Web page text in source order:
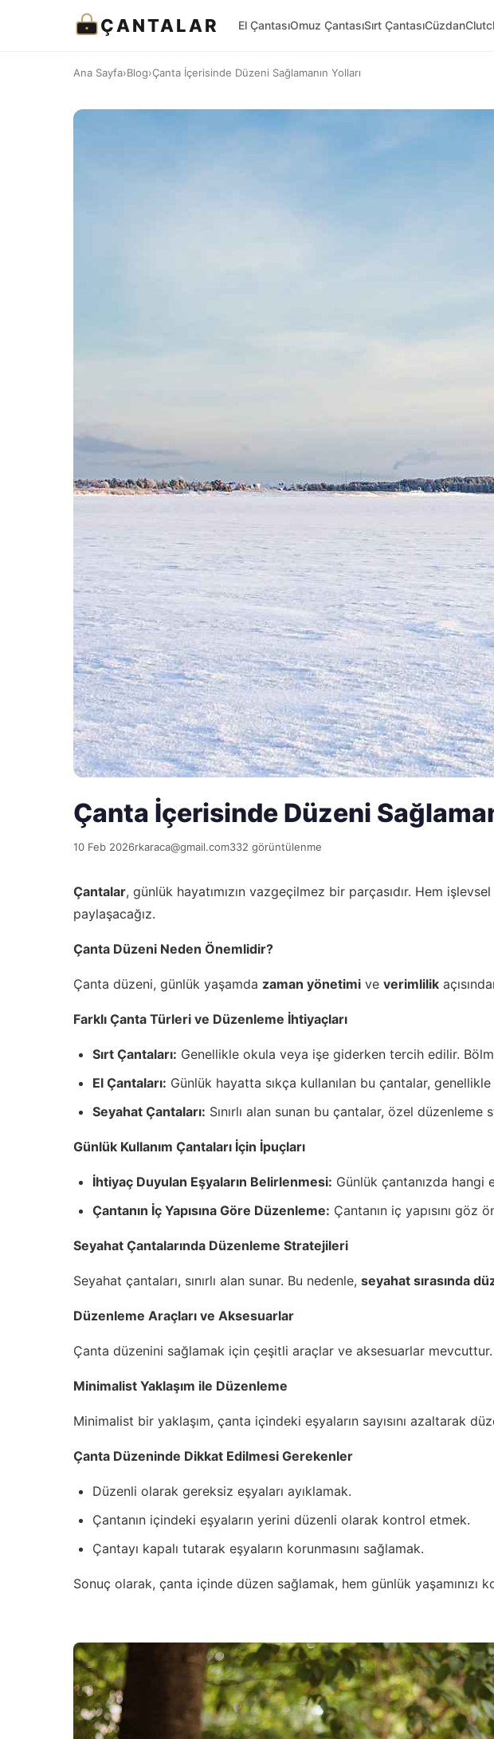
ÇANTALAR El ÇantasıOmuz ÇantasıSırt ÇantasıCüzdan
Ana Sayfa›Blog›Çanta İçerisinde Düzeni Sağlamanın Yolları
Çanta İçerisinde Düzeni
10 Feb 2026rkaraca@gmail.com332 görüntülenme
Çantalar, günlük hayatımızın vazgeçilmez bir parçasıdır. Hem
paylaşacağız.
Çanta Düzeni Neden Önemlidir?
Çanta düzeni, günlük yaşamda zaman yönetimi ve verimlilik
Farklı Çanta Türleri ve Düzenleme İhtiyaçları
Sırt Çantaları: Genellikle okula veya işe giderken tercih edilir.
El Çantaları: Günlük hayatta sıkça kullanılan bu çantalar,
Seyahat Çantaları: Sınırlı alan sunan bu çantalar, özel
Günlük Kullanım Çantaları İçin İpuçları
İhtiyaç Duyulan Eşyaların Belirlenmesi: Günlük çantanızda hangi
Çantanın İç Yapısına Göre Düzenleme: Çantanın iç yapısını göz
Seyahat Çantalarında Düzenleme Stratejileri
Seyahat çantaları, sınırlı alan sunar. Bu nedenle, seyahat sırasında
Düzenleme Araçları ve Aksesuarlar
Çanta düzenini sağlamak için çeşitli araçlar ve aksesuarlar mevcuttur.
Minimalist Yaklaşım ile Düzenleme
Minimalist bir yaklaşım, çanta içindeki eşyaların sayısını azaltarak
Çanta Düzeninde Dikkat Edilmesi Gerekenler
Düzenli olarak gereksiz eşyaları ayıklamak.
Çantanın içindeki eşyaların yerini düzenli olarak kontrol etmek.
Çantayı kapalı tutarak eşyaların korunmasını sağlamak.
Sonuç olarak, çanta içinde düzen sağlamak, hem günlük yaşamınızı